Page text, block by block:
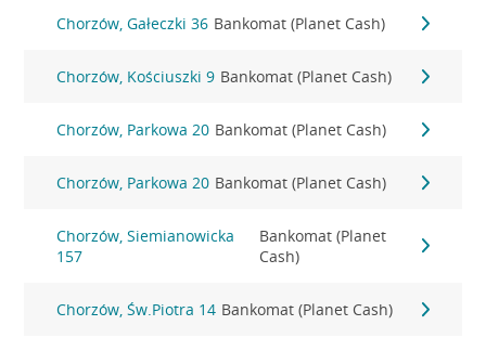
Chorzów, Gałeczki 36 Bankomat (Planet Cash)
Chorzów, Kościuszki 9 Bankomat (Planet Cash)
Chorzów, Parkowa 20 Bankomat (Planet Cash)
Chorzów, Parkowa 20 Bankomat (Planet Cash)
Chorzów, Siemianowicka
157
Bankomat (Planet
Cash)
Chorzów, Św.Piotra 14 Bankomat (Planet Cash)